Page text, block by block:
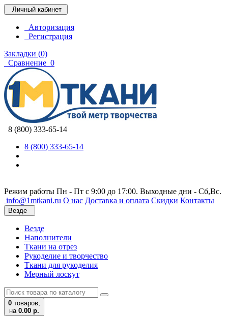
Личный кабинет
Авторизация
Регистрация
Закладки (0)
Сравнение 0
8 (800) 333-65-14
8 (800) 333-65-14
Режим работы Пн - Пт с 9:00 до 17:00. Выходные дни - Сб,Вс.
info@1mtkani.ru О нас Доставка и оплата Скидки Контакты
Везде
Везде
Наполнители
Ткани на отрез
Рукоделие и творчество
Ткани для рукоделия
Мерный лоскут
0 товаров,
на 0.00 р.